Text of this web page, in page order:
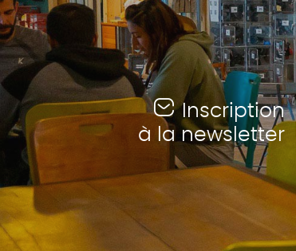
Inscription
à la newsletter